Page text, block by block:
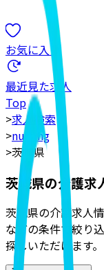
お気に入り
最近見た求人
Top
>求人検索
>nursing
>茨城県
茨城県の介護求
茨城県の介護求人
などの条件で絞り
探しいただけます。